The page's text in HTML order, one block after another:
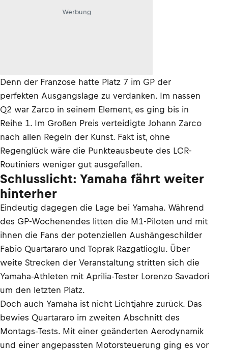
Werbung
Denn der Franzose hatte Platz 7 im GP der
perfekten Ausgangslage zu verdanken. Im nassen
Q2 war Zarco in seinem Element, es ging bis in
Reihe 1. Im Großen Preis verteidigte Johann Zarco
nach allen Regeln der Kunst. Fakt ist, ohne
Regenglück wäre die Punkteausbeute des LCR-
Routiniers weniger gut ausgefallen.
Schlusslicht: Yamaha fährt weiter
hinterher
Eindeutig dagegen die Lage bei Yamaha. Während
des GP-Wochenendes litten die M1-Piloten und mit
ihnen die Fans der potenziellen Aushängeschilder
Fabio Quartararo und Toprak Razgatlioglu. Über
weite Strecken der Veranstaltung stritten sich die
Yamaha-Athleten mit Aprilia-Tester Lorenzo Savadori
um den letzten Platz.
Doch auch Yamaha ist nicht Lichtjahre zurück. Das
bewies Quartararo im zweiten Abschnitt des
Montags-Tests. Mit einer geänderten Aerodynamik
und einer angepassten Motorsteuerung ging es vor